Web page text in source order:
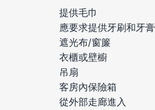
提供毛巾
應要求提供牙刷和牙膏
遮光布/窗簾
衣櫃或壁櫥
吊扇
客房內保險箱
從外部走廊進入